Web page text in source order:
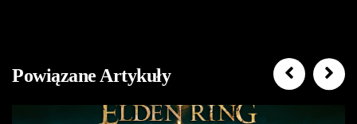
Powiązane Artykuły